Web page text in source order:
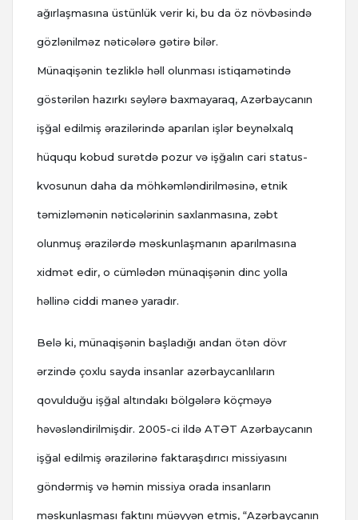
ağırlaşmasına üstünlük verir ki, bu da öz növbəsində
gözlənilməz nəticələrə gətirə bilər.
Münaqişənin tezliklə həll olunması istiqamətində
göstərilən hazırkı səylərə baxmayaraq, Azərbaycanın
işğal edilmiş ərazilərində aparılan işlər beynəlxalq
hüququ kobud surətdə pozur və işğalın cari status-
kvosunun daha da möhkəmləndirilməsinə, etnik
təmizləmənin nəticələrinin saxlanmasına, zəbt
olunmuş ərazilərdə məskunlaşmanın aparılmasına
xidmət edir, o cümlədən münaqişənin dinc yolla
həllinə ciddi maneə yaradır.
Belə ki, münaqişənin başladığı andan ötən dövr
ərzində çoxlu sayda insanlar azərbaycanlıların
qovulduğu işğal altındakı bölgələrə köçməyə
həvəsləndirilmişdir. 2005-ci ildə ATƏT Azərbaycanın
işğal edilmiş ərazilərinə faktaraşdırıcı missiyasını
göndərmiş və həmin missiya orada insanların
məskunlaşması faktını müəyyən etmiş, “Azərbaycanın